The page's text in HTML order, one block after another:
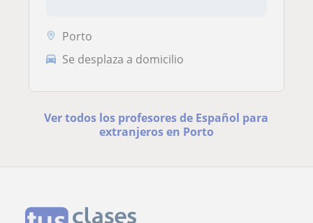
Porto
Se desplaza a domicilio
Ver todos los profesores de Español para
extranjeros en Porto